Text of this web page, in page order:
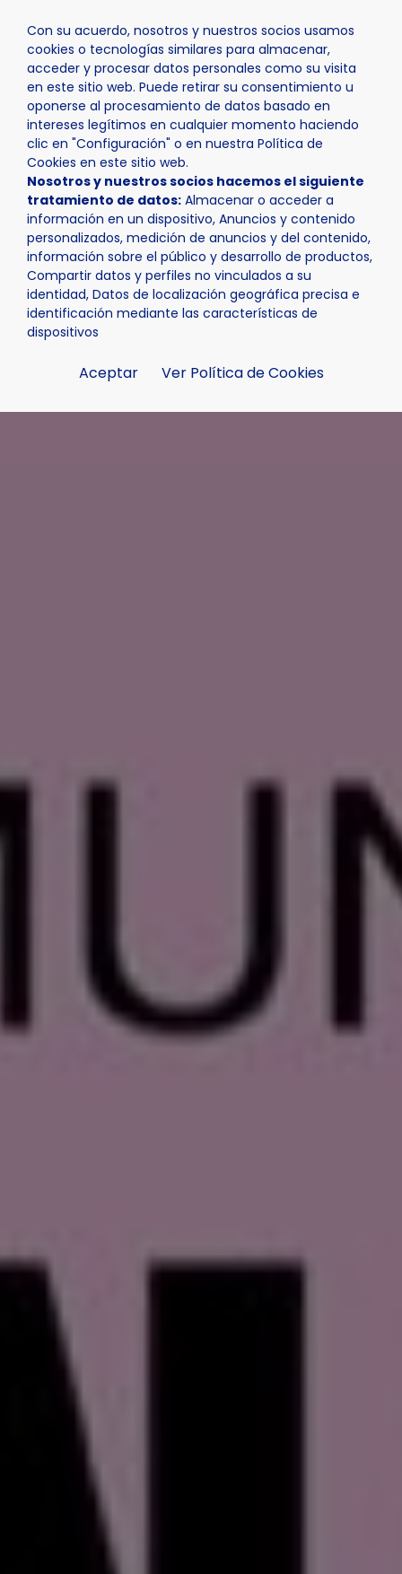
Con su acuerdo, nosotros y nuestros socios usamos
cookies o tecnologías similares para almacenar,
acceder y procesar datos personales como su visita
en este sitio web. Puede retirar su consentimiento u
oponerse al procesamiento de datos basado en
intereses legítimos en cualquier momento haciendo
clic en "Configuración" o en nuestra Política de
Cookies en este sitio web.
Nosotros y nuestros socios hacemos el siguiente
tratamiento de datos: Almacenar o acceder a
información en un dispositivo, Anuncios y contenido
personalizados, medición de anuncios y del contenido,
información sobre el público y desarrollo de productos,
Compartir datos y perfiles no vinculados a su
identidad, Datos de localización geográfica precisa e
identificación mediante las características de
dispositivos
Aceptar Ver Política de Cookies
Inicio Actualidad Noticias Noticia - El próximo